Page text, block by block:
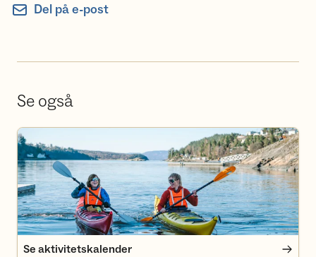
Del på e-post
Se også
Se aktivitetskalender
Se aktivitetskalender